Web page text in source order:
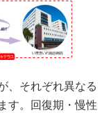
、それぞれ異なる
す。回復期・慢性